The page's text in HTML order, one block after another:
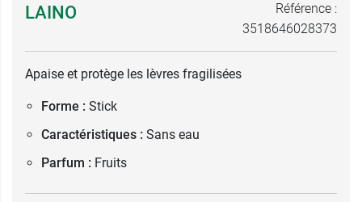
LAINO
Référence :
3518646028373
Apaise et protège les lèvres fragilisées
Forme : Stick
Caractéristiques : Sans eau
Parfum : Fruits